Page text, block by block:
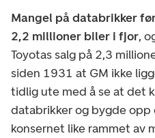
Mangel på databrikker
2,2 millioner biler i fjor,
Toyotas salg på 2,3
siden 1931 at GM ikke
tidlig ute med å se at det
databrikker og bygde opp
konsernet like rammet av